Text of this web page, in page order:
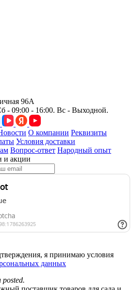
96А
- 09:00 - 16:00. Вс - Выходной.
О компании Реквизиты
Условия доставки
Вопрос-ответ Народный опыт
и акции
я принимаю условия
данных
posted.